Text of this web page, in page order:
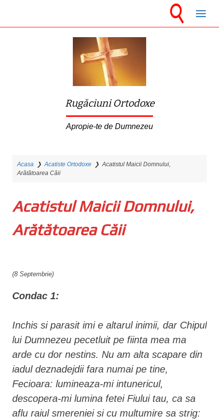
Rugăciuni Ortodoxe
Apropie-te de Dumnezeu
Acasa ❯Acatiste Ortodoxe ❯Acatistul Maicii Domnului,
Arătătoarea Căii
Acatistul Maicii Domnului,
Arătătoarea Căii
(8 Septembrie)
Condac 1:
Inchis si parasit imi e altarul inimii, dar Chipul
lui Dumnezeu pecetluit pe fiinta mea ma
arde cu dor nestins. Nu am alta scapare din
iadul deznadejdii fara numai pe tine,
Fecioara: lumineaza-mi intunericul,
descopera-mi lumina fetei Fiului tau, ca sa
aflu raiul smereniei si cu multumire sa strig: